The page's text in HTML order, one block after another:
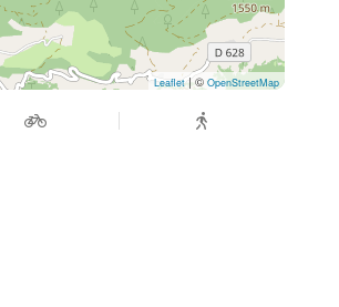
Leaflet| © OpenStreetMap